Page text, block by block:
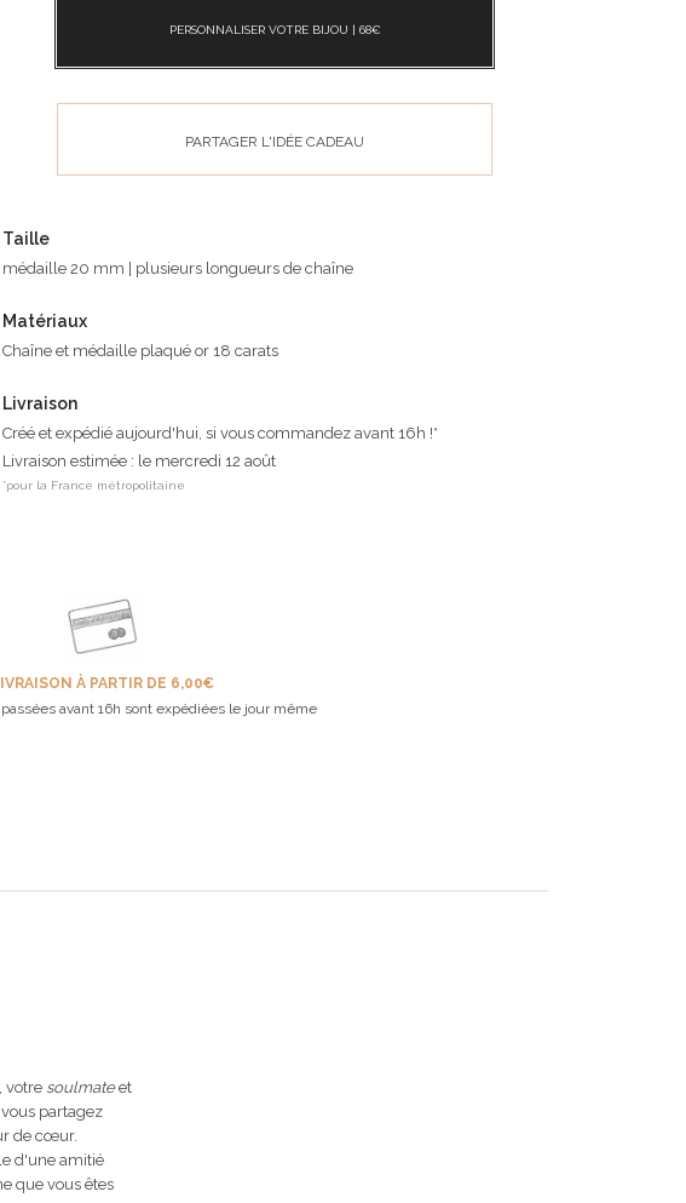
PERSONNALISER VOTRE BIJOU | 68€
PARTAGER L'IDÉE CADEAU
Taille
médaille 20 mm | plusieurs longueurs de chaîne
Matériaux
Chaîne et médaille plaqué or 18 carats
Livraison
Créé et expédié aujourd'hui, si vous commandez avant 16h !*
Livraison estimée : le mercredi 12 août
*pour la France métropolitaine
À PARTIR DE 6,00€
avant 16h sont expédiées le jour même
votre soulmateet
partagez
de cœur.
d'une amitié
que vous êtes